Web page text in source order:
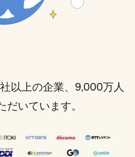
以上の企業、9,000万人
いています。